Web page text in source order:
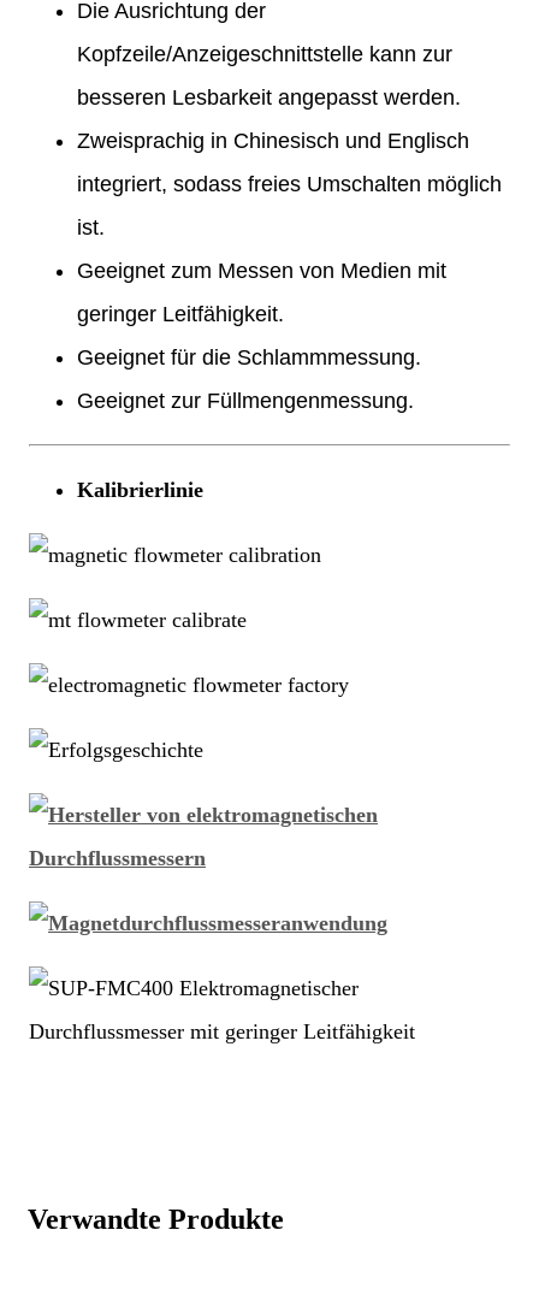
Die Ausrichtung der
Kopfzeile/Anzeigeschnittstelle kann zur
besseren Lesbarkeit angepasst werden.
Zweisprachig in Chinesisch und Englisch
integriert, sodass freies Umschalten möglich
ist.
Geeignet zum Messen von Medien mit
geringer Leitfähigkeit.
Geeignet für die Schlammmessung.
Geeignet zur Füllmengenmessung.
Kalibrierlinie
Verwandte Produkte